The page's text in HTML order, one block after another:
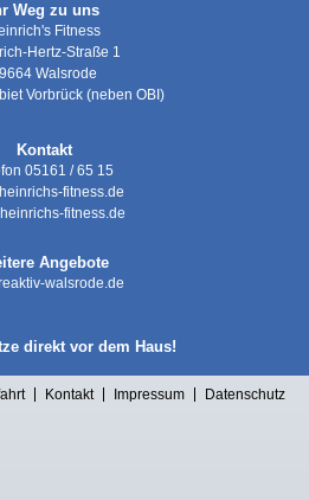
Weg zu uns
Fitness
Hertz-Straße 1
Walsrode
Vorbrück (neben OBI)
Kontakt
05161 / 65 15
fitness.de
fitness.de
Angebote
walsrode.de
direkt vor dem Haus!
Kontakt Impressum Datenschutz